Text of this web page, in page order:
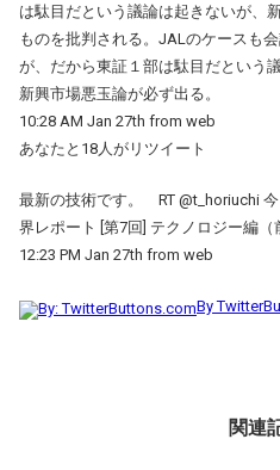
は駄目だという議論は起きないが、
ものを批判される。JALのケースも
が、だから東証１部は駄目だという
新興市場悪玉論が必ず出る。
10:28 AM Jan 27th from web
あなたと18人がリツイート
最新の技術です。 RT @t_horiuchi
界レポート [第7回] テクノロジー編
12:23 PM Jan 27th from web
By
関連